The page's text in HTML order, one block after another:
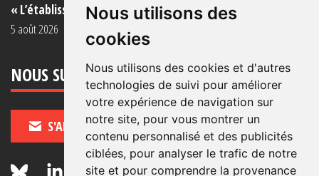
Nous utilisons des
cookies
Nous utilisons des cookies et d'autres
technologies de suivi pour améliorer
votre expérience de navigation sur
notre site, pour vous montrer un
contenu personnalisé et des publicités
ciblées, pour analyser le trafic de notre
site et pour comprendre la provenance
« L’établissement est une porcherie totale »
5 août 2026
NOUS SUIVRE
S'ABONNER